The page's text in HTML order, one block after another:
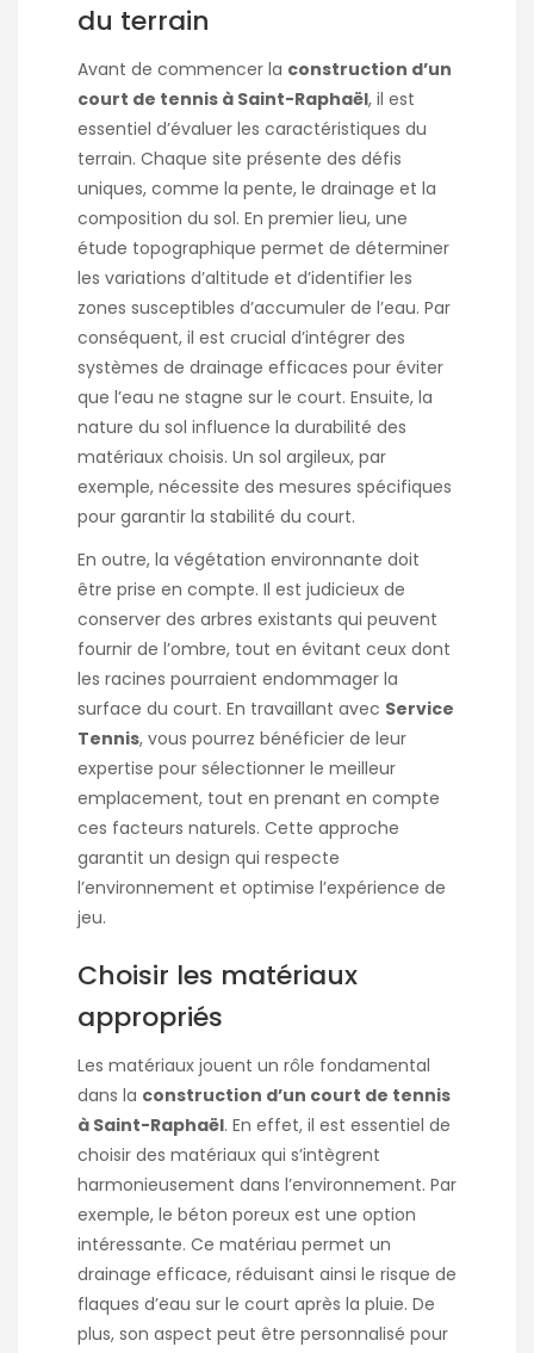
du terrain
Avant de commencer la construction d’un
court de tennis à Saint-Raphaël, il est
essentiel d’évaluer les caractéristiques du
terrain. Chaque site présente des défis
uniques, comme la pente, le drainage et la
composition du sol. En premier lieu, une
étude topographique permet de déterminer
les variations d’altitude et d’identifier les
zones susceptibles d’accumuler de l’eau. Par
conséquent, il est crucial d’intégrer des
systèmes de drainage efficaces pour éviter
que l’eau ne stagne sur le court. Ensuite, la
nature du sol influence la durabilité des
matériaux choisis. Un sol argileux, par
exemple, nécessite des mesures spécifiques
pour garantir la stabilité du court.
En outre, la végétation environnante doit
être prise en compte. Il est judicieux de
conserver des arbres existants qui peuvent
fournir de l’ombre, tout en évitant ceux dont
les racines pourraient endommager la
surface du court. En travaillant avec Service
Tennis, vous pourrez bénéficier de leur
expertise pour sélectionner le meilleur
emplacement, tout en prenant en compte
ces facteurs naturels. Cette approche
garantit un design qui respecte
l’environnement et optimise l’expérience de
jeu.
Choisir les matériaux
appropriés
Les matériaux jouent un rôle fondamental
dans la construction d’un court de tennis
à Saint-Raphaël. En effet, il est essentiel de
choisir des matériaux qui s’intègrent
harmonieusement dans l’environnement. Par
exemple, le béton poreux est une option
intéressante. Ce matériau permet un
drainage efficace, réduisant ainsi le risque de
flaques d’eau sur le court après la pluie. De
plus, son aspect peut être personnalisé pour